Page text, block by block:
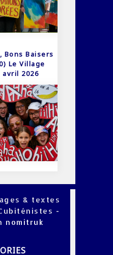
Bons Baisers
Le Village
avril 2026
& textes
-
nomitruk